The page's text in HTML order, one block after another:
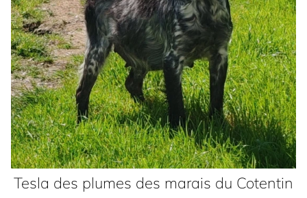
Tesla des plumes des marais du Cotentin